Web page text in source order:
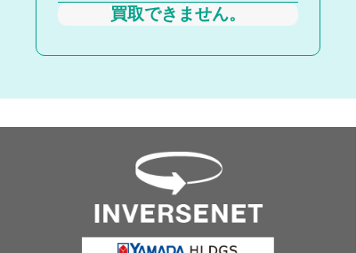
買取できません。